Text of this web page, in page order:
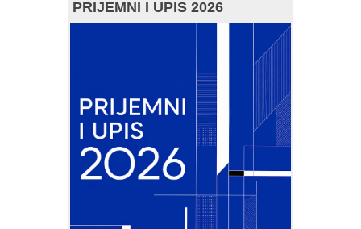
PRIJEMNI I UPIS 2026